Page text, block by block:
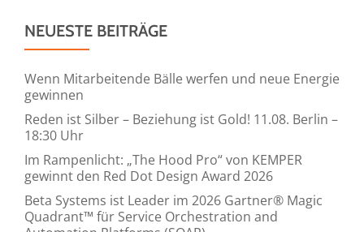
NEUESTE BEITRÄGE
Wenn Mitarbeitende Bälle werfen und neue Energie
gewinnen
Reden ist Silber – Beziehung ist Gold! 11.08. Berlin –
18:30 Uhr
Im Rampenlicht: „The Hood Pro“ von KEMPER
gewinnt den Red Dot Design Award 2026
Beta Systems ist Leader im 2026 Gartner® Magic
Quadrant™ für Service Orchestration and